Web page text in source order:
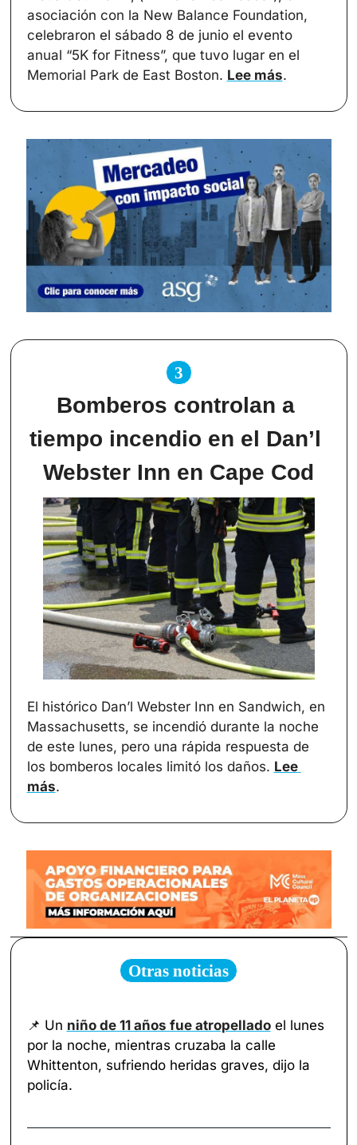
asociación con la New Balance Foundation,
celebraron el sábado 8 de junio el evento
anual “5K for Fitness”, que tuvo lugar en el
Memorial Park de East Boston. Lee más.
3
Bomberos controlan a
tiempo incendio en el Dan’l
Webster Inn en Cape Cod
El histórico Dan’l Webster Inn en Sandwich, en
Massachusetts, se incendió durante la noche
de este lunes, pero una rápida respuesta de
los bomberos locales limitó los daños. Lee
más.
Otras noticias
📌 Un niño de 11 años fue atropellado el lunes
por la noche, mientras cruzaba la calle
Whittenton, sufriendo heridas graves, dijo la
policía.